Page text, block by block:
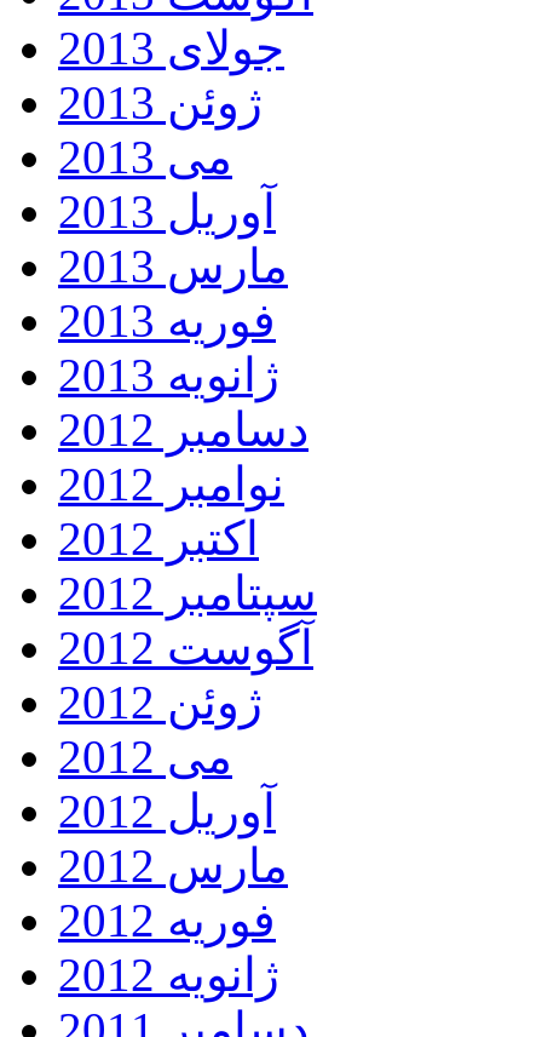
جولای 2013
ژوئن 2013
می 2013
آوریل 2013
مارس 2013
فوریه 2013
ژانویه 2013
دسامبر 2012
نوامبر 2012
اکتبر 2012
سپتامبر 2012
آگوست 2012
ژوئن 2012
می 2012
آوریل 2012
مارس 2012
فوریه 2012
ژانویه 2012